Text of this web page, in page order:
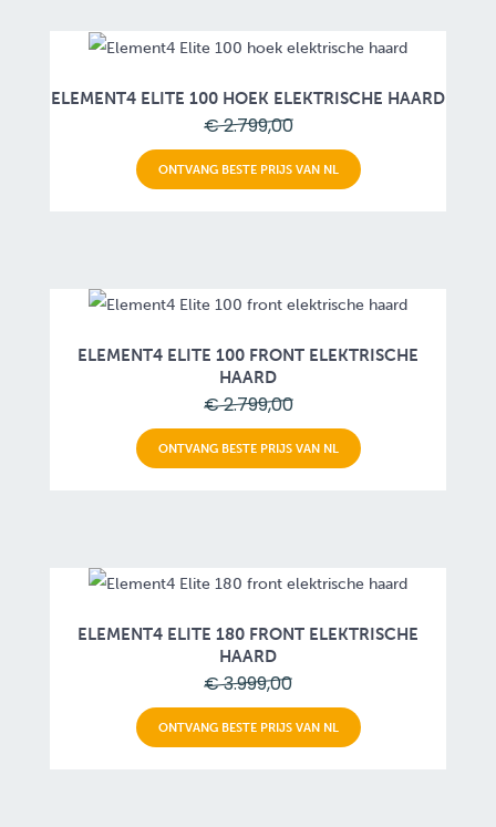
ELEMENT4 ELITE 100 HOEK ELEKTRISCHE HAARD
€ 2.799,00
ONTVANG BESTE PRIJS VAN NL
ELEMENT4 ELITE 100 FRONT ELEKTRISCHE
HAARD
€ 2.799,00
ONTVANG BESTE PRIJS VAN NL
ELEMENT4 ELITE 180 FRONT ELEKTRISCHE
HAARD
€ 3.999,00
ONTVANG BESTE PRIJS VAN NL